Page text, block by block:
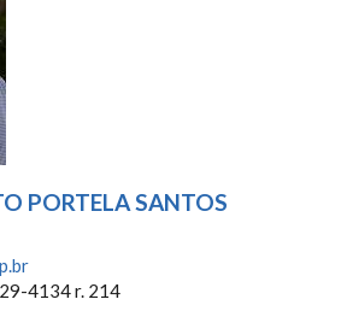
PORTELA SANTOS
4134 r. 214